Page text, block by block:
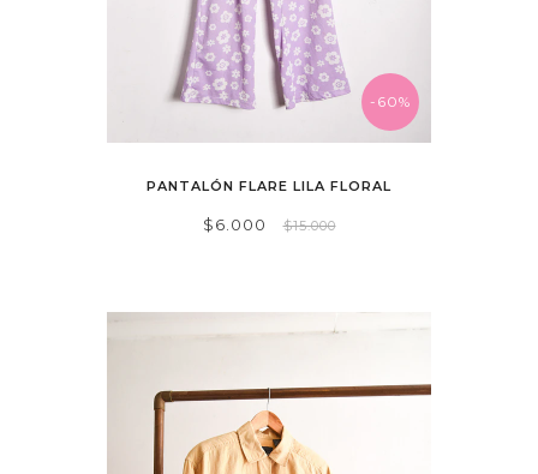
-60%
PANTALÓN FLARE LILA FLORAL
$6.000 $15.000